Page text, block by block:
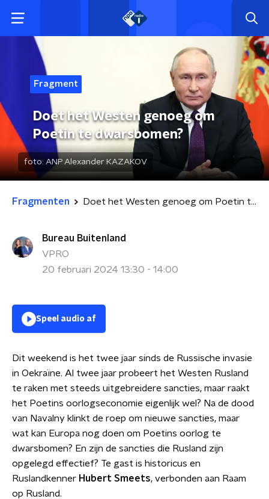
Fragment
Doet het Westen genoeg om
Poetin te dwarsbomen?
foto: ANP Alexander KAZAKOV
Fragmenten Doet het Westen genoeg om Poetin te dwarsbomen?
Bureau Buitenland
VPRO
20 februari 2024 13:30 - 14:00
Speel audio af
Dit weekend is het twee jaar sinds de Russische invasie
in Oekraïne. Al twee jaar probeert het Westen Rusland
te raken met steeds uitgebreidere sancties, maar raakt
het Poetins oorlogseconomie eigenlijk wel? Na de dood
van Navalny klinkt de roep om nieuwe sancties, maar
wat kan Europa nog doen om Poetins oorlog te
dwarsbomen? En zijn de sancties die Rusland zijn
opgelegd effectief? Te gast is historicus en
Ruslandkenner Hubert Smeets, verbonden aan Raam
op Rusland.